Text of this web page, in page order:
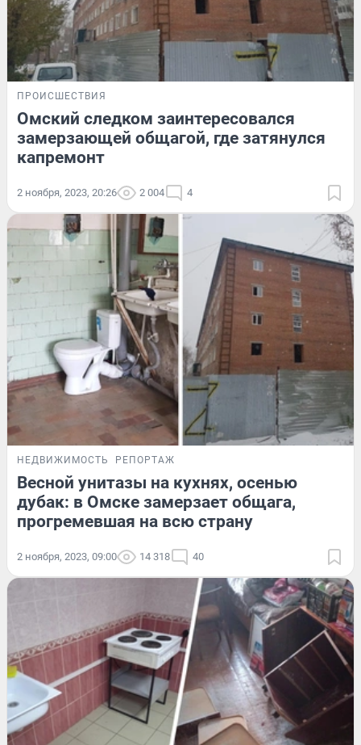
ПРОИСШЕСТВИЯ
Омский следком заинтересовался
замерзающей общагой, где затянулся
капремонт
2 ноября, 2023, 20:26 2 004 4
НЕДВИЖИМОСТЬ РЕПОРТАЖ
Весной унитазы на кухнях, осенью
дубак: в Омске замерзает общага,
прогремевшая на всю страну
2 ноября, 2023, 09:00 14 318 40